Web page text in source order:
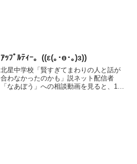
ｱｯﾌﾟﾙﾃｨｰ。((ε(｡･ө･｡)з))
北星中学校「賢すぎてまわりの人と話が
合わなかったのかも」説ネット配信者
「なあぼう」への相談動画を見ると、14